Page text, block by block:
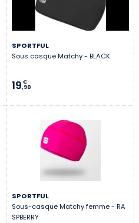
SPORTFUL
Sous casque Matchy - BLACK
19,90
€
SPORTFUL
Sous-casque Matchy femme - RA
SPBERRY